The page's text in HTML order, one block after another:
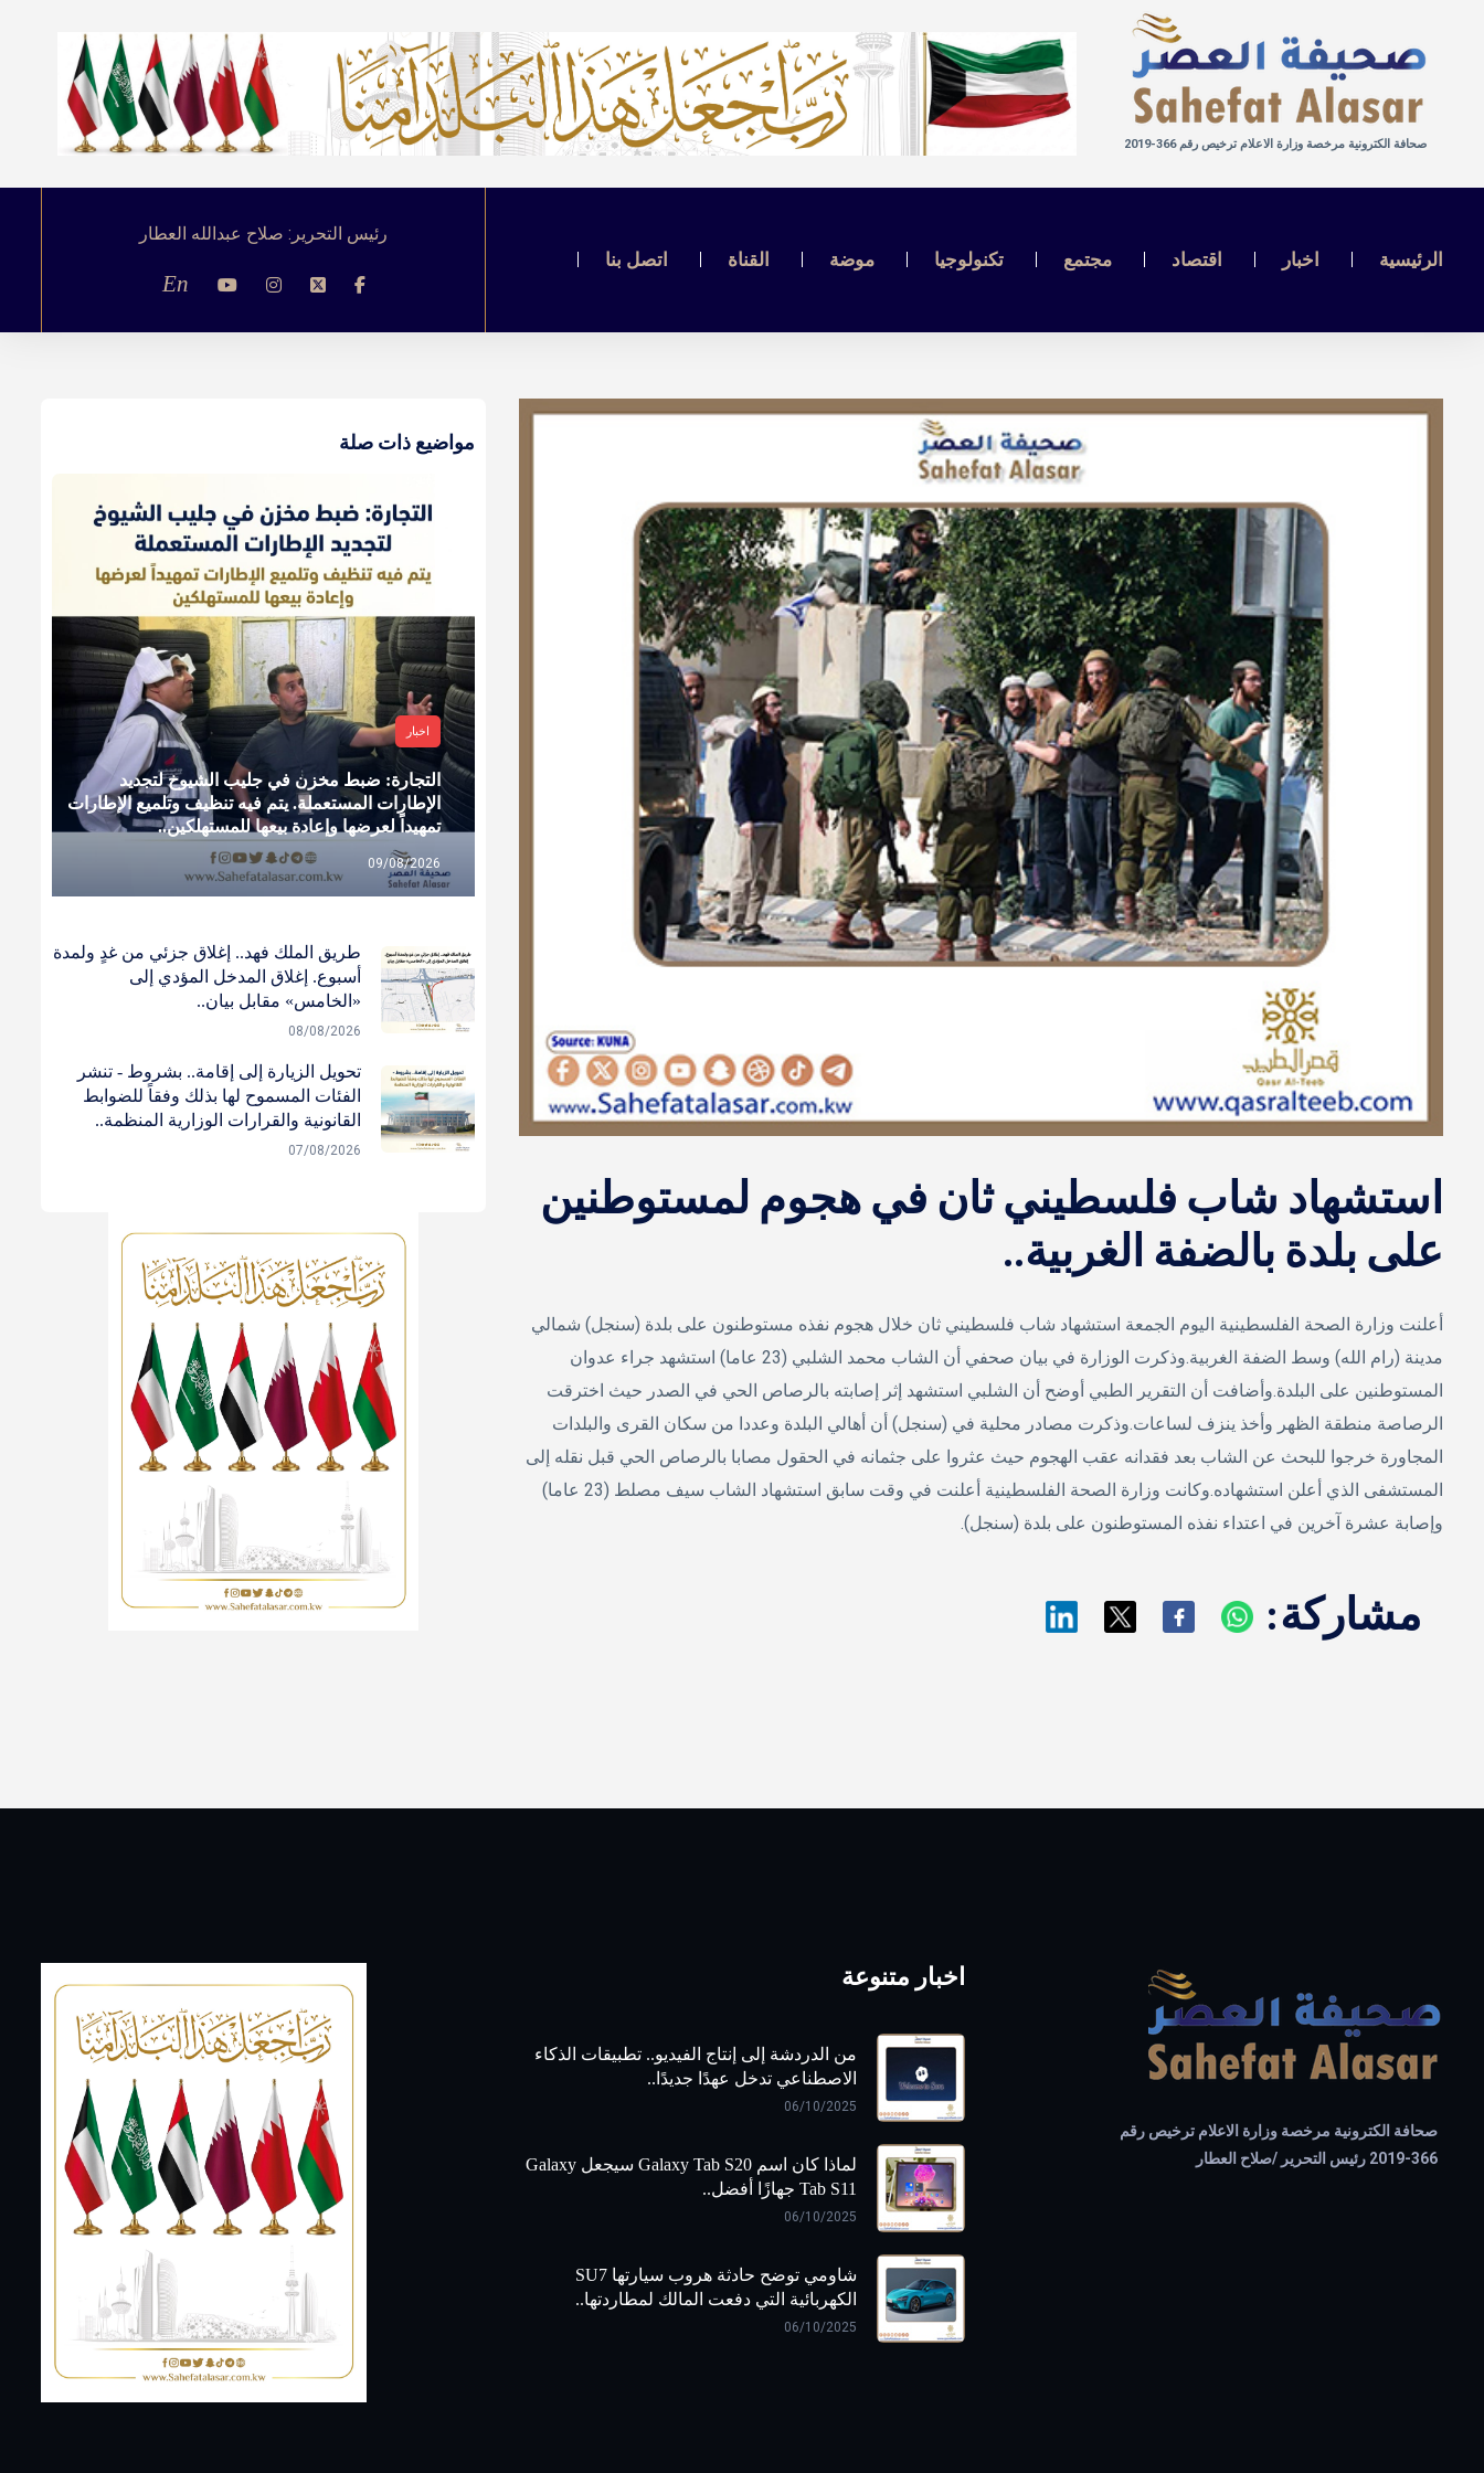
صحافة الكترونية مرخصة وزارة الاعلام ترخيص رقم 366-2019
الرئيسية اخبار اقتصاد مجتمع تكنولوجيا موضة القناة اتصل بنا
رئيس التحرير: صلاح عبدالله العطار
En
استشهاد شاب فلسطيني ثان في هجوم لمستوطنين
على بلدة بالضفة الغربية..
أعلنت وزارة الصحة الفلسطينية اليوم الجمعة استشهاد شاب فلسطيني ثان خلال هجوم نفذه مستوطنون على بلدة (سنجل) شمالي
مدينة (رام الله) وسط الضفة الغربية.وذكرت الوزارة في بيان صحفي أن الشاب محمد الشلبي (23 عاما) استشهد جراء عدوان
المستوطنين على البلدة.وأضافت أن التقرير الطبي أوضح أن الشلبي استشهد إثر إصابته بالرصاص الحي في الصدر حيث اخترقت
الرصاصة منطقة الظهر وأخذ ينزف لساعات.وذكرت مصادر محلية في (سنجل) أن أهالي البلدة وعددا من سكان القرى والبلدات
المجاورة خرجوا للبحث عن الشاب بعد فقدانه عقب الهجوم حيث عثروا على جثمانه في الحقول مصابا بالرصاص الحي قبل نقله إلى
المستشفى الذي أعلن استشهاده.وكانت وزارة الصحة الفلسطينية أعلنت في وقت سابق استشهاد الشاب سيف مصلط (23 عاما)
وإصابة عشرة آخرين في اعتداء نفذه المستوطنون على بلدة (سنجل).
مشاركة:
مواضيع ذات صلة
اخبار
التجارة: ضبط مخزن في جليب الشيوخ لتجديد
الإطارات المستعملة. يتم فيه تنظيف وتلميع الإطارات
تمهيداً لعرضها وإعادة بيعها للمستهلكين..
09/08/2026
طريق الملك فهد.. إغلاق جزئي من غدٍ ولمدة
أسبوع. إغلاق المدخل المؤدي إلى
«الخامس» مقابل بيان..
08/08/2026
تحويل الزيارة إلى إقامة.. بشروط - تنشر
الفئات المسموح لها بذلك وفقاً للضوابط
القانونية والقرارات الوزارية المنظمة..
07/08/2026
صحافة الكترونية مرخصة وزارة الاعلام ترخيص رقم
366-2019 رئيس التحرير /صلاح العطار
اخبار متنوعة
من الدردشة إلى إنتاج الفيديو.. تطبيقات الذكاء
الاصطناعي تدخل عهدًا جديدًا..
06/10/2025
لماذا كان اسم Galaxy Tab S20 سيجعل Galaxy
Tab S11 جهازًا أفضل..
06/10/2025
شاومي توضح حادثة هروب سيارتها SU7
الكهربائية التي دفعت المالك لمطاردتها..
06/10/2025